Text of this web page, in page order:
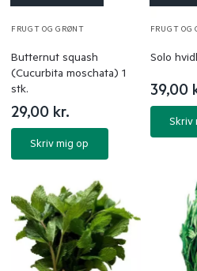
FRUGT OG GRØNT
Butternut squash
(Cucurbita moschata) 1
stk.
29,00 kr.
Skriv mig op
FRUGT OG
Solo
39,00
Skriv